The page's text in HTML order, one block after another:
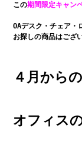
この期間限定キャン
OAデスク・チェア・
４月から
オフィス